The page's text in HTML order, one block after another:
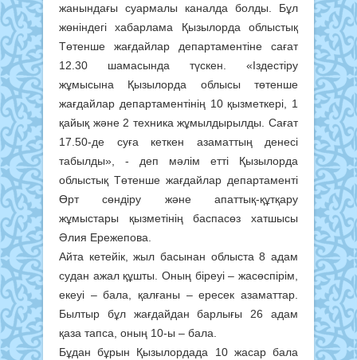
жанындағы суармалы каналда болды. Бұл
жөніндегі хабарлама Қызылорда облыстық
Төтенше жағдайлар департаментіне сағат
12.30 шамасында түскен. «Іздестіру
жұмысына Қызылорда облысы төтенше
жағдайлар департаментінің 10 қызметкері, 1
қайық және 2 техника жұмылдырылды. Сағат
17.50-де суға кеткен азаматтың денесі
табылды», - деп мәлім етті Қызылорда
облыстық Төтенше жағдайлар департаменті
Өрт сөндіру және апаттық-құтқару
жұмыстары қызметінің баспасөз хатшысы
Әлия Ережепова.
Айта кетейік, жыл басынан облыста 8 адам
судан ажал құшты. Оның біреуі – жасөспірім,
екеуі – бала, қалғаны – ересек азаматтар.
Былтыр бұл жағдайдан барлығы 26 адам
қаза тапса, оның 10-ы – бала.
Бұдан бұрын Қызылордада 10 жасар бала